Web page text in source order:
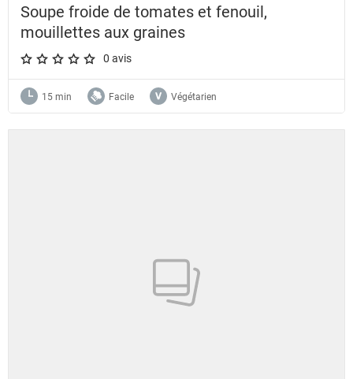
Soupe froide de tomates et fenouil,
mouillettes aux graines
A star rating of 0 out of 5.
0 avis
15 min Facile Végétarien